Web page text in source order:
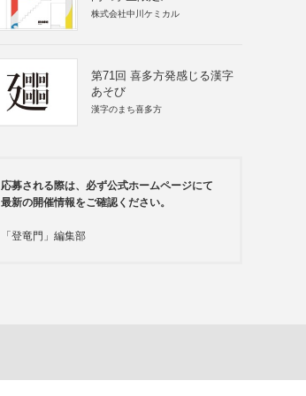
株式会社中川ケミカル
第71回 喜多方発感じる漢字
あそび
漢字のまち喜多方
応募される際は、必ず公式ホームページにて
最新の開催情報をご確認ください。
「登竜門」編集部